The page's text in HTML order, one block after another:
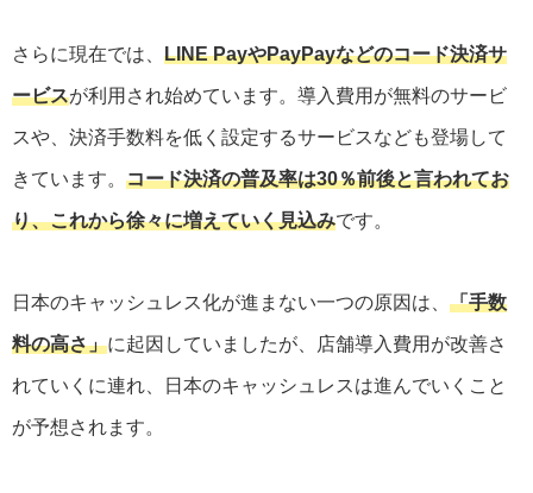
さらに現在では、 LINE PayやPayPayなどのコード決済サ
ービスが利用され始めています。導入費用が無料のサービ
スや、決済手数料を低く設定するサービスなども登場して
きています。 コード決済の普及率は30％前後と言われてお
り、これから徐々に増えていく見込みです。
日本のキャッシュレス化が進まない一つの原因は、 「手数
料の高さ」に起因していましたが、店舗導入費用が改善さ
れていくに連れ、日本のキャッシュレスは進んでいくこと
が予想されます。